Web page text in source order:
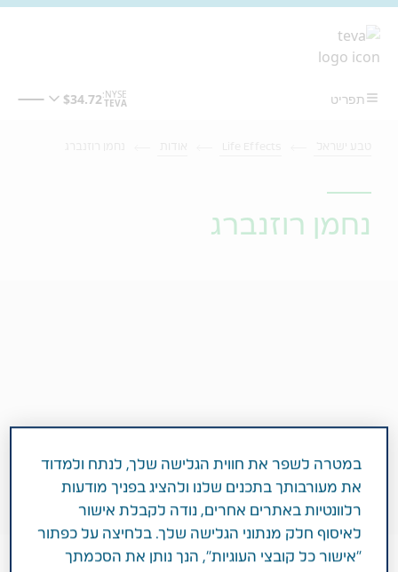
נחמן רוזנברג
במטרה לשפר את חווית הגלישה שלך, לנתח ולמדוד
את מעורבותך בתכנים שלנו ולהציג בפניך מודעות
רלוונטיות באתרים אחרים, נודה לקבלת אישור
לאיסוף חלק מנתוני הגלישה שלך. בלחיצה על כפתור
"אישור כל קובצי העוגיות", הנך נותן את הסכמתך